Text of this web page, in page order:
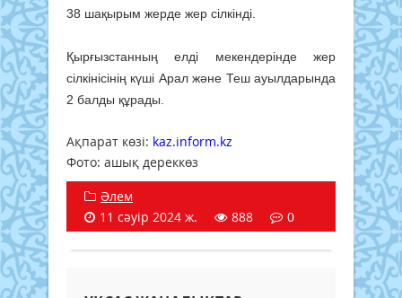
38 шақырым жерде жер сілкінді.
Қырғызстанның елді мекендерінде жер
сілкінісінің күші Арал және Теш ауылдарында
2 балды құрады.
Ақпарат көзі: kaz.inform.kz
Фото: ашық дереккөз
Әлем
11 сәуір 2024 ж.
888 0